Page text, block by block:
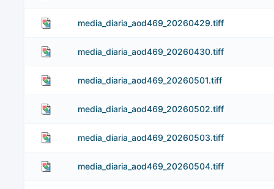
media_diaria_aod469_20260429.tiff
media_diaria_aod469_20260430.tiff
media_diaria_aod469_20260501.tiff
media_diaria_aod469_20260502.tiff
media_diaria_aod469_20260503.tiff
media_diaria_aod469_20260504.tiff